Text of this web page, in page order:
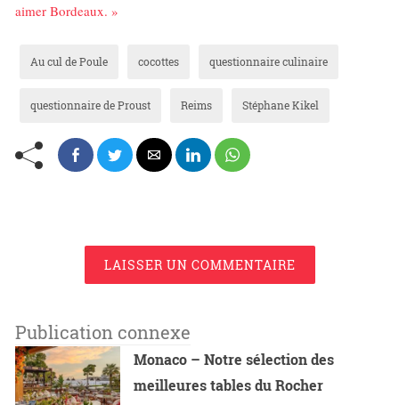
aimer Bordeaux. »
Au cul de Poule cocottes questionnaire culinaire
questionnaire de Proust Reims Stéphane Kikel
LAISSER UN COMMENTAIRE
Publication connexe
Monaco – Notre sélection des
meilleures tables du Rocher